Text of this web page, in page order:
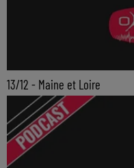
13/12 - Maine et Loire